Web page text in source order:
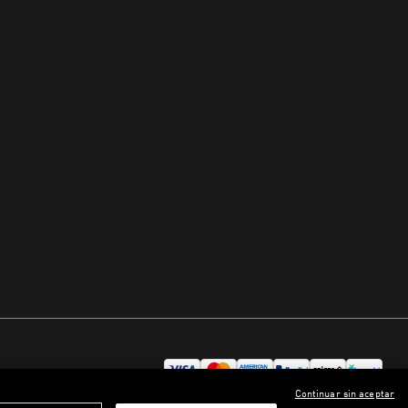
Continuar sin aceptar